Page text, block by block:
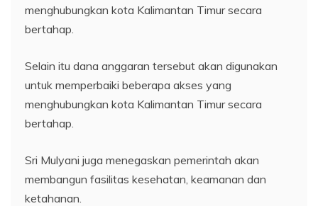
menghubungkan kota Kalimantan Timur secara
bertahap.
Selain itu dana anggaran tersebut akan digunakan
untuk memperbaiki beberapa akses yang
menghubungkan kota Kalimantan Timur secara
bertahap.
Sri Mulyani juga menegaskan pemerintah akan
membangun fasilitas kesehatan, keamanan dan
ketahanan.